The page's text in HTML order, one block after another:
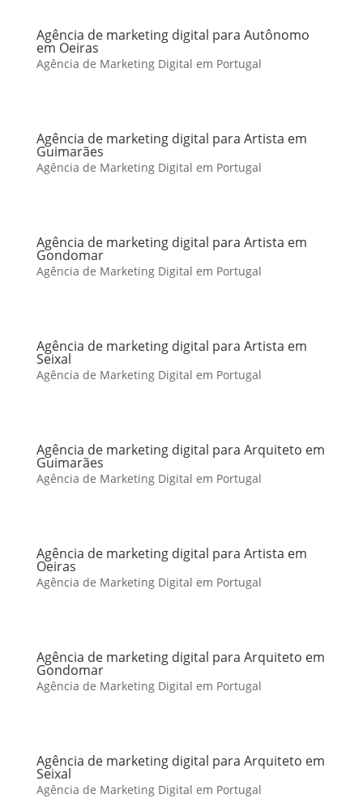
Agência de marketing digital para Autônomo
em Oeiras
Agência de Marketing Digital em Portugal
Agência de marketing digital para Artista em
Guimarães
Agência de Marketing Digital em Portugal
Agência de marketing digital para Artista em
Gondomar
Agência de Marketing Digital em Portugal
Agência de marketing digital para Artista em
Seixal
Agência de Marketing Digital em Portugal
Agência de marketing digital para Arquiteto em
Guimarães
Agência de Marketing Digital em Portugal
Agência de marketing digital para Artista em
Oeiras
Agência de Marketing Digital em Portugal
Agência de marketing digital para Arquiteto em
Gondomar
Agência de Marketing Digital em Portugal
Agência de marketing digital para Arquiteto em
Seixal
Agência de Marketing Digital em Portugal